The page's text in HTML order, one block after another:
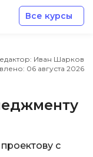
Все курсы
Иван Шарков
06 августа 2026
с